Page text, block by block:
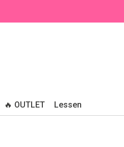
🔥 OUTLET Lessen